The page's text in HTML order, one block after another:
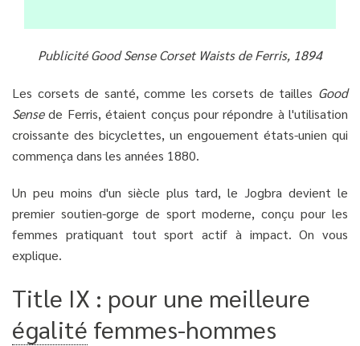
Publicité Good Sense Corset Waists de Ferris, 1894
Les corsets de santé, comme les corsets de tailles Good
Sensede Ferris, étaient conçus pour répondre à l'utilisation
croissante des bicyclettes, un engouement états-unien qui
commença dans les années 1880.
Un peu moins d'un siècle plus tard, le Jogbra devient le
premier soutien-gorge de sport moderne, conçu pour les
femmes pratiquant tout sport actif à impact. On vous
explique.
Title IX : pour une meilleure
égalité femmes-hommes